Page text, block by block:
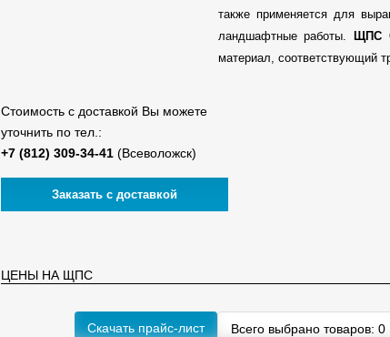
также применяется для
ландшафтные работы.
ЩПС
материал, соответствующий
Стоимость с доставкой Вы можете
уточнить по тел.:
(Всеволожск)
Заказать с доставкой
ЦЕНЫ НА ЩПС
Скачать прайс-лист Всего выбрано товаров: 0